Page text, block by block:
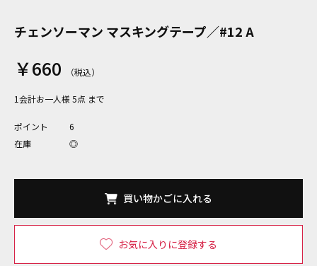
チェンソーマン マスキングテープ／#12 A
￥660
1会計お一人様 5点 まで
ポイント
6
在庫
◎
買い物かごに入れる
お気に入りに登録する